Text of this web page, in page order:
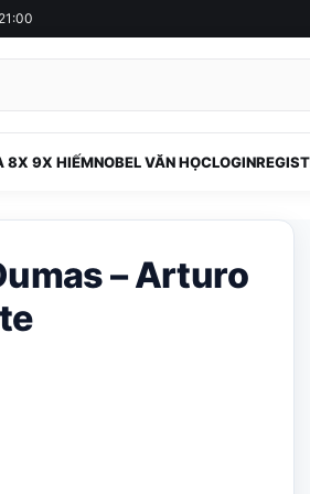
8X 9X HIẾMNOBEL VĂN HỌCLOGIN
– Arturo